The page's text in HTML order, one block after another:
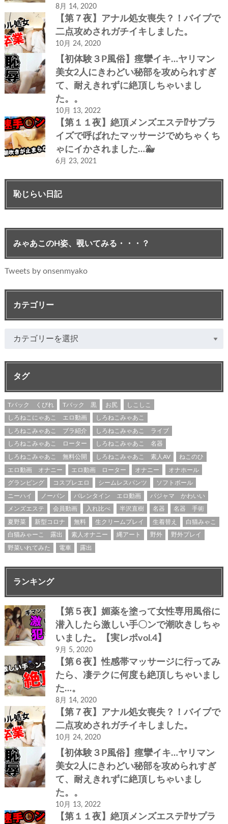
8月 14, 2020
【第７夜】アナル処女喪失？！バイブで
二点攻めされガチイキしました。
10月 24, 2020
【初体験３P風俗】痙攣イキ…ヤリマン
美女2人にきわどい秘部を攻められすぎ
て、耐えきれずに絶頂しちゃいまし
た。。
10月 13, 2022
【第１１夜】絶頂メンズエステ⁉サプラ
イズで呼ばれたマッサージでめちゃくち
ゃにイかされました…🐳
6月 23, 2021
恥じらい日記
みゃあこのH姿、覗いてみる・・・？
Tweets by onsenmyako
カテゴリー
タグ
Tバック くびれ Tバック 黒 お尻 しこしこ
しろねこにゃあこ エロ動画 しろねこみゃあこ
しろねこみゃあこ ブラ紹介 しろねこみゃあこ ライブ
しろねこみゃあこ ローター しろねこみゃあこ 名器
しろねこみゃあこ 無料公開 しろねこみゃあこ 素人AV ねこのひ
エロ動画 オナニー エロ動画 ローター オナニー オナホール
グランピング コスプレエロ シームレスパンツ ソフトボール
ニーハイ ノーパン バレンタイン エロ動画 パジャマ かわいい
メンズエステ 会員動画 入れ比べ 半沢直樹 名器 名器 手術
夏野菜 新型コロナ 無料 生クリームプレイ 生着替え 白猫みゃこ
白猫みゃーこ 露出 素人オナニー 縄アート 野外 野外プレイ
野菜いれてみた 電車 露出
ランキング
【第５夜】媚薬を塗って女性専用風俗に
潜入したら激しい手〇ンで潮吹きしちゃ
いました。【実レポvol.4】
9月 5, 2020
【第６夜】性感帯マッサージに行ってみ
たら、凄テクに何度も絶頂しちゃいまし
た…。
8月 14, 2020
【第７夜】アナル処女喪失？！バイブで
二点攻めされガチイキしました。
10月 24, 2020
【初体験３P風俗】痙攣イキ…ヤリマン
美女2人にきわどい秘部を攻められすぎ
て、耐えきれずに絶頂しちゃいまし
た。。
10月 13, 2022
【第１１夜】絶頂メンズエステ⁉サプラ